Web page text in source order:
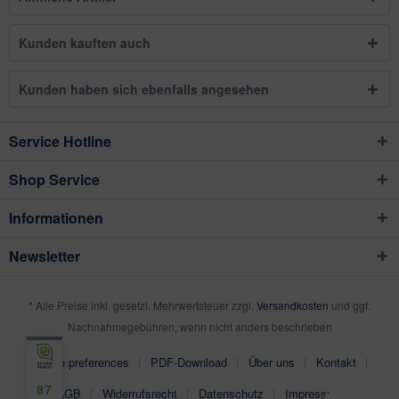
Kunden kauften auch
Kunden haben sich ebenfalls angesehen
Service Hotline
Shop Service
Informationen
Newsletter
* Alle Preise inkl. gesetzl. Mehrwertsteuer zzgl. Versandkosten und ggf.
Nachnahmegebühren, wenn nicht anders beschrieben
Cookie preferences PDF-Download Über uns
Kontakt
AGB
Widerrufsrecht Datenschutz Impressum
87